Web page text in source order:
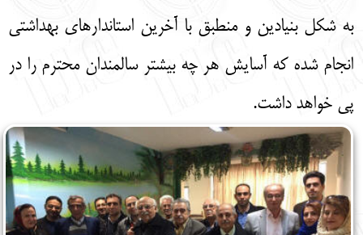
به شکل بنیادین و منطبق با آخرین استاندارهای بهداشتی
انجام شده که آسایش هر چه بیشتر سالمندان محترم را در
پی خواهد داشت.